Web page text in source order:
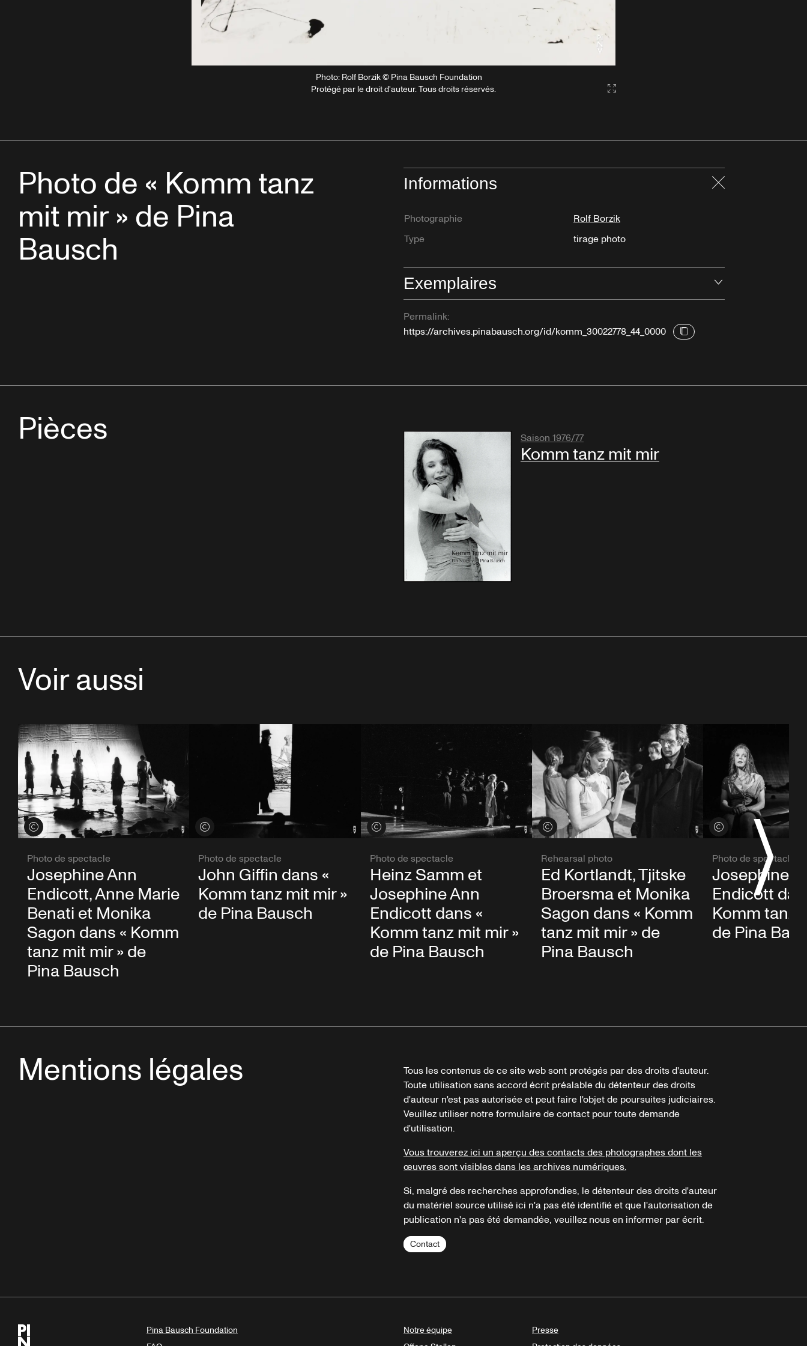
Photo: Rolf Borzik © Pina Bausch Foundation
Protégé par le droit d'auteur. Tous droits réservés.
Gallery2:fullscreen
Photo de « Komm tanz
mit mir » de Pina
Bausch
Informations
Photographie
Rolf Borzik
Type
tirage photo
Exemplaires
Permalink:
https://archives.pinabausch.org/id/komm_30022778_44_0000
Pièces Saison 1976/77
Komm tanz mit mir
Voir aussi
Voir les crédits
Photo de spectacle
Josephine Ann
Endicott, Anne Marie
Benati et Monika
Sagon dans « Komm
tanz mit mir » de
Pina Bausch
Voir les crédits
Photo de spectacle
John Giffin dans «
Komm tanz mit mir »
de Pina Bausch
Voir les crédits
Photo de spectacle
Heinz Samm et
Josephine Ann
Endicott dans «
Komm tanz mit mir »
de Pina Bausch
Voir les crédits
Rehearsal photo
Ed Kortlandt, Tjitske
Broersma et Monika
Sagon dans « Komm
tanz mit mir » de
Pina Bausch
Voir les crédits
Photo de spectacle
Josephine
Endicott
Komm tanz
de Pina
Mentions légales
Tous les contenus de ce site web sont protégés par des droits d'auteur.
Toute utilisation sans accord écrit préalable du détenteur des droits
d'auteur n'est pas autorisée et peut faire l'objet de poursuites judiciaires.
Veuillez utiliser notre formulaire de contact pour toute demande
d'utilisation.
Vous trouverez ici un aperçu des contacts des photographes dont les
œuvres sont visibles dans les archives numériques.
Si, malgré des recherches approfondies, le détenteur des droits d'auteur
du matériel source utilisé ici n'a pas été identifié et que l'autorisation de
publication n'a pas été demandée, veuillez nous en informer par écrit.
Contact
Pina Bausch Foundation
Notre équipe
Presse